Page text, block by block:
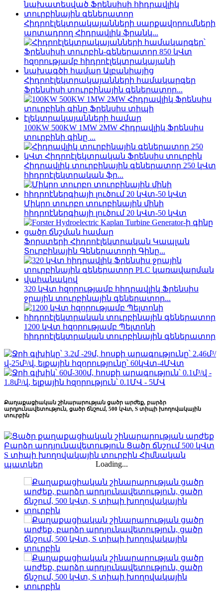
Հիդրոէլեկտրակայանների սարքավորումների
արտադրող Հիդրավլիկ ֆրանկ...
Հիդրոէլեկտրակայանների համակարգեր
Ֆրենսիսի տուրբինային գեներատոր...
100KW 500KW 1MW 2MW Հիդրավլիկ Ֆրենսիս
տուրբինի գինը ...
Հիդրավլիկ տուրբինային գեներատոր 250 կՎտ
հիդրոէլեկտրական ֆր...
Միկրո տուրբո տուրբինային մինի
հիդրոէներգիայի լուծում 20 կՎտ-50 կՎտ
Ֆորստերի Հիդրոէլեկտրական Կապլան
Տուրբինային Գեներատորի Գինը...
320 կՎտ հզորությամբ հիդրավլիկ Ֆրենսիս
ջրային տուրբինային գեներատոր...
1200 կՎտ հզորությամբ Պելտոնի
հիդրոէլեկտրական տուրբինային գեներատոր
Քաղաքացիական շինարարության ցածր արժեք, բարձր
արդյունավետություն, ցածր ճնշում, 500 կՎտ, S տիպի խողովակային
տուրբին
Loading...